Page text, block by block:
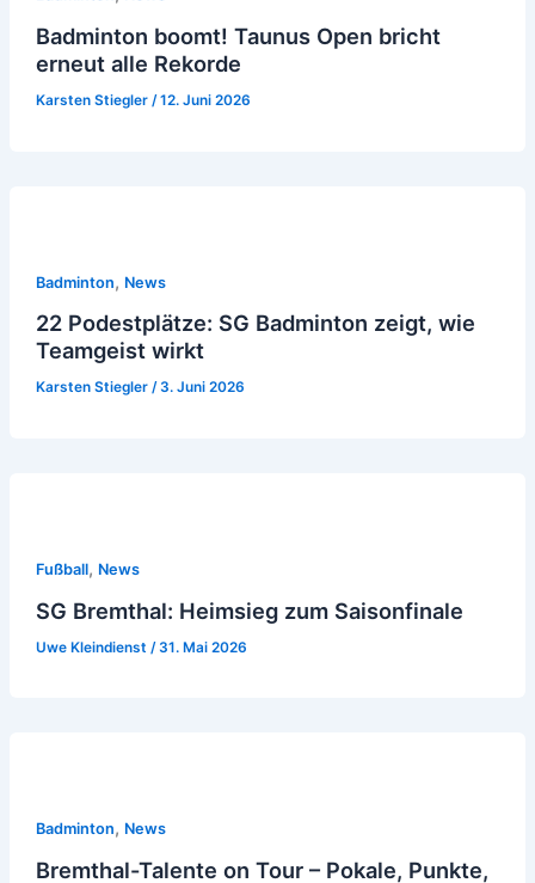
Badminton boomt! Taunus Open bricht
erneut alle Rekorde
Karsten Stiegler /12. Juni 2026
Badminton, News
22 Podestplätze: SG Badminton zeigt, wie
Teamgeist wirkt
Karsten Stiegler /3. Juni 2026
Fußball, News
SG Bremthal: Heimsieg zum Saisonfinale
Uwe Kleindienst /31. Mai 2026
Badminton, News
Bremthal-Talente on Tour – Pokale, Punkte,